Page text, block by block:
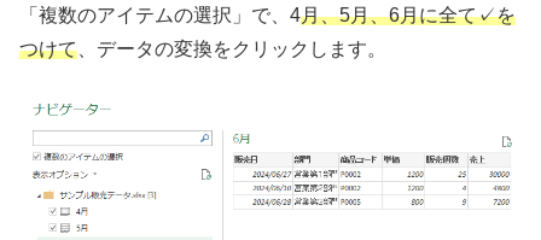
「複数のアイテムの選択」で、4月、5月、6月に全て✓を
つけて 、データの変換をクリックします。